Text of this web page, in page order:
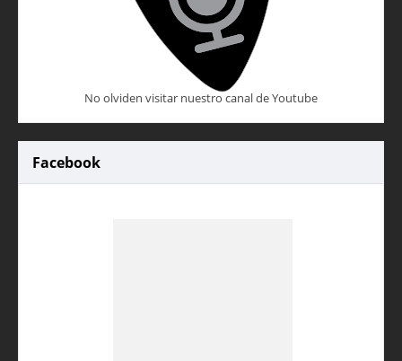
No olviden visitar nuestro canal de Youtube
Facebook